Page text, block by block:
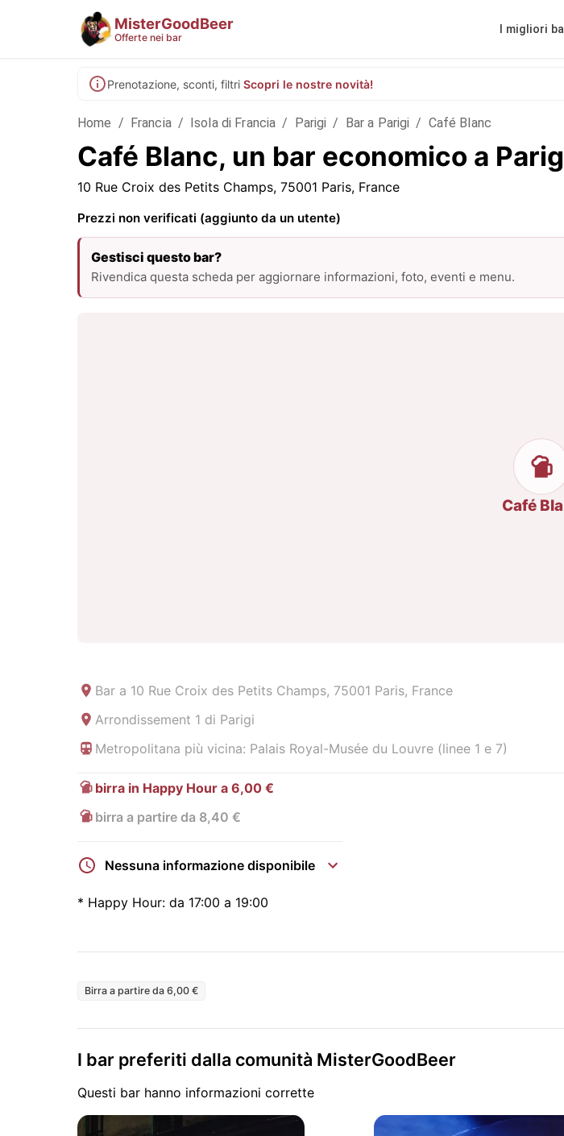
MisterGoodBeer
Offerte nei bar
I migliori
Prenotazione, sconti, filtri Scopri le nostre novità!
Home / Francia / Isola di Francia / Parigi / Bar a Parigi / Café Blanc
Café Blanc, un bar economico a
10 Rue Croix des Petits Champs, 75001 Paris, France
Prezzi non verificati (aggiunto da un utente)
Gestisci questo bar?
Rivendica questa scheda per aggiornare informazioni, foto, eventi e menu.
Café
Bar a 10 Rue Croix des Petits Champs, 75001 Paris, France
Arrondissement 1 di Parigi
Metropolitana più vicina: Palais Royal-Musée du Louvre (linee 1 e 7)
birra in Happy Hour a 6,00 €
birra a partire da 8,40 €
Nessuna informazione disponibile
* Happy Hour: da 17:00 a 19:00
Birra a partire da 6,00 €
I bar preferiti dalla comunità MisterGoodBeer
Questi bar hanno informazioni corrette